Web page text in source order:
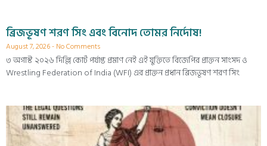
ব্রিজভূষণ শরণ সিং এবং বিনোদ তোমর নির্দোষ!
August 7, 2026 No Comments
৩ অগাস্ট ২০২৬ দিল্লি কোর্ট পর্যাপ্ত প্রমাণ নেই এই যুক্তিতে বিজেপির প্রাক্তন সাংসদ ও
Wrestling Federation of India (WFI) এর প্রাক্তন প্রধান ব্রিজভূষণ শরণ সিং